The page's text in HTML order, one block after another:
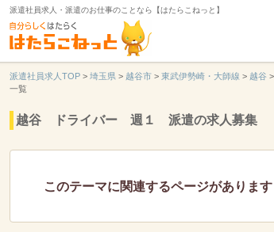
派遣社員求人・派遣のお仕事のことなら【はたらこねっと】
派遣社員求人TOP > 埼玉県 > 越谷市 > 東武伊勢崎・大師線 > 越谷 >
一覧
越谷 ドライバー 週１ 派遣の求人募集
このテーマに関連するページがあります